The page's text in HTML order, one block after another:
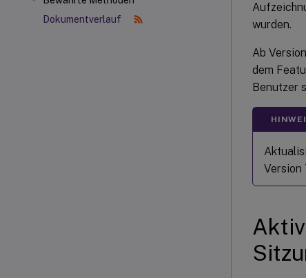
Dokumentverlauf
wurden.
Ab
dem
Benutzer
Version